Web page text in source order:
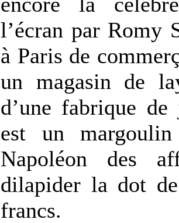
l’écran par Romy
à Paris de
un magasin de
d’une fabrique
est un
Napoléon des
dilapider la dot
francs.